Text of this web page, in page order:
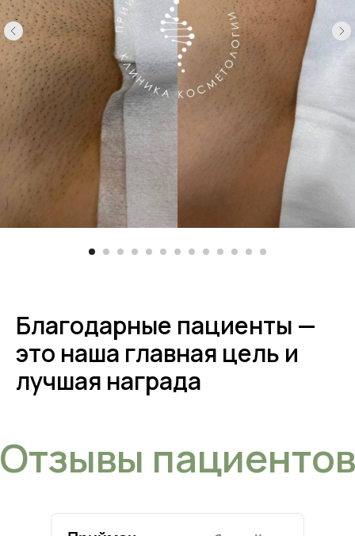
Благодарные пациенты —
это наша главная цель и
лучшая награда
Контакты
Услуги О нас Врачи
+7 (928) 764-03-03
tehno-krasoti@yandex.ru
Приказ об утверждении положения о персональных данных
© 2019 - 2026 ООО "Технологии красоты"
Имеются противопоказания. Необходима консультация специалиста.
Instagram, продукт компании Meta, которая признана
Отзывы
Написать в Whatsapp
Написать в Telegram
Контакты
г. Ростов-на-Дону, ул. Ерёменко, 108, с. 1.
Время работы: ежедневно с 9.00 до 21.00